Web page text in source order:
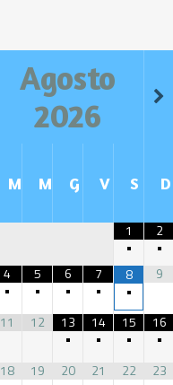
Agosto
2026
M M G V S D
1
•
2
•
4
•
5
•
6
•
7
•
8
•
9
11 12
13
•
14
•
15
•
16
•
18 19 20 21 22 23